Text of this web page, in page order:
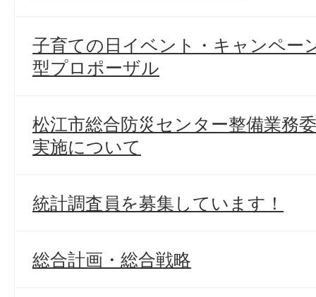
子育ての日イベント・キャンペー
型プロポーザル
松江市総合防災センター整備業務
実施について
統計調査員を募集しています！
総合計画・総合戦略